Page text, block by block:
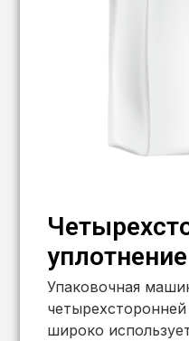
уплотнение
Упаковочная
широко